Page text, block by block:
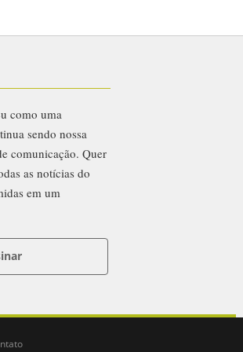
como uma
sendo nossa
comunicação. Quer
as notícias do
em um